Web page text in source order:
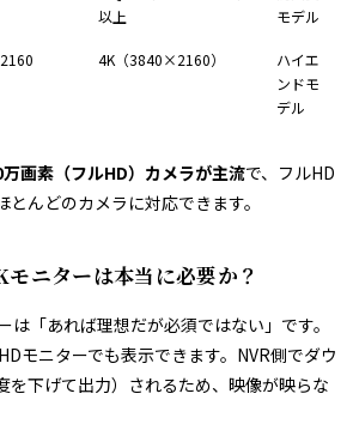
以上
モデル
4K（3840×2160）
ハイエ
ンドモ
デル
画素（フルHD）カメラが主流で、フルHD
んどのカメラに対応できます。
ニターは本当に必要か？
は「あれば理想だが必須ではない」です。
モニターでも表示できます。NVR側でダウ
を下げて出力）されるため、映像が映らな